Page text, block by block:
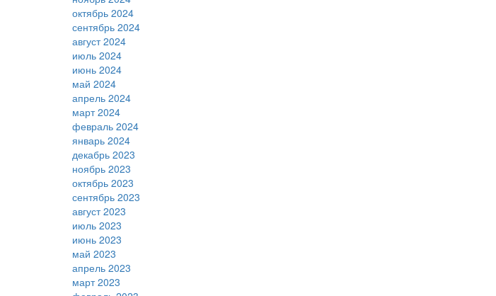
октябрь 2024
сентябрь 2024
август 2024
июль 2024
июнь 2024
май 2024
апрель 2024
март 2024
февраль 2024
январь 2024
декабрь 2023
ноябрь 2023
октябрь 2023
сентябрь 2023
август 2023
июль 2023
июнь 2023
май 2023
апрель 2023
март 2023